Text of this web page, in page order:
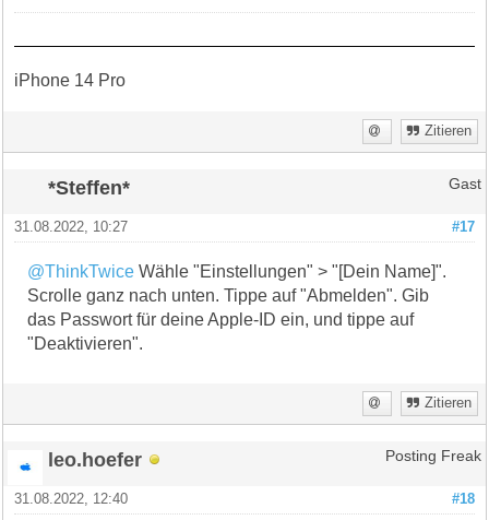
iPhone 14 Pro
Zitieren
*Steffen* Gast
#17
31.08.2022, 10:27
@ThinkTwice Wähle "Einstellungen" > "[Dein Name]".
Scrolle ganz nach unten. Tippe auf "Abmelden". Gib
das Passwort für deine Apple-ID ein, und tippe auf
"Deaktivieren".
Zitieren
leo.hoefer Posting Freak
#18
31.08.2022, 12:40